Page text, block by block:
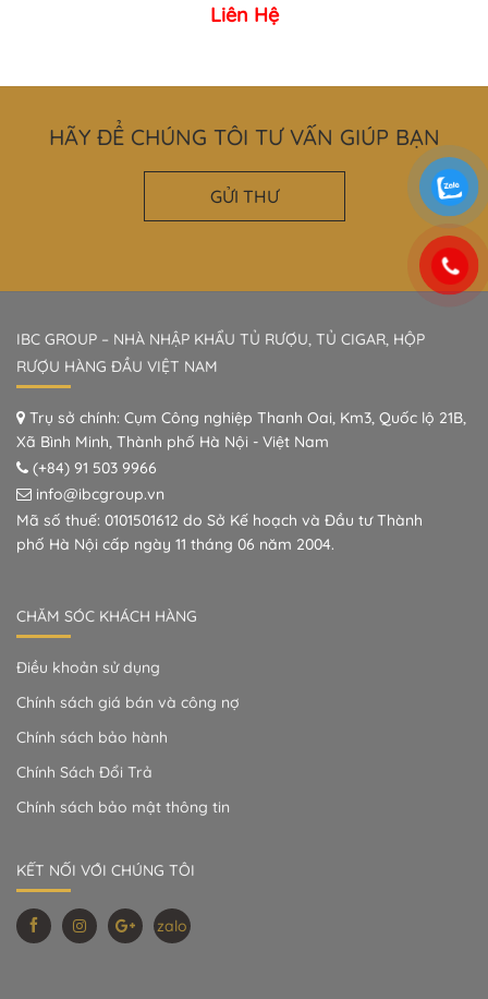
Liên Hệ
HÃY ĐỂ CHÚNG TÔI TƯ VẤN GIÚP BẠN
GỬI THƯ
IBC GROUP – NHÀ NHẬP KHẨU TỦ RƯỢU, TỦ CIGAR, HỘP
RƯỢU HÀNG ĐẦU VIỆT NAM
Trụ sở chính: Cụm Công nghiệp Thanh Oai, Km3, Quốc lộ 21B,
Xã Bình Minh, Thành phố Hà Nội - Việt Nam
(+84) 91 503 9966
info@ibcgroup.vn
Mã số thuế: 0101501612 do Sở Kế hoạch và Đầu tư Thành
phố Hà Nội cấp ngày 11 tháng 06 năm 2004.
CHĂM SÓC KHÁCH HÀNG
Điều khoản sử dụng
Chính sách giá bán và công nợ
Chính sách bảo hành
Chính Sách Đổi Trả
Chính sách bảo mật thông tin
KẾT NỐI VỚI CHÚNG TÔI
zalo